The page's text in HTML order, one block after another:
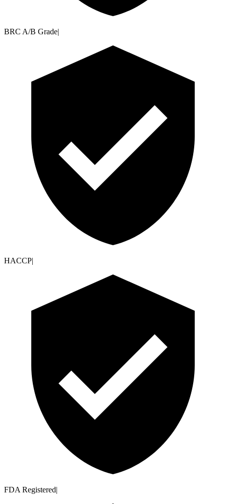
BRC A/B Grade|
HACCP|
FDA Registered|